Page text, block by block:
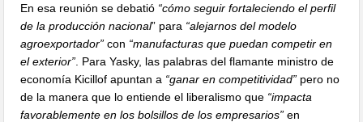
En esa reunión se debatió “cómo seguir fortaleciendo el perfil
de la producción nacional” para “alejarnos del modelo
agroexportador” con “manufacturas que puedan competir en
el exterior” . Para Yasky, las palabras del flamante ministro de
economía Kicillof apuntan a “ganar en competitividad” pero no
de la manera que lo entiende el liberalismo que “impacta
favorablemente en los bolsillos de los empresarios” en